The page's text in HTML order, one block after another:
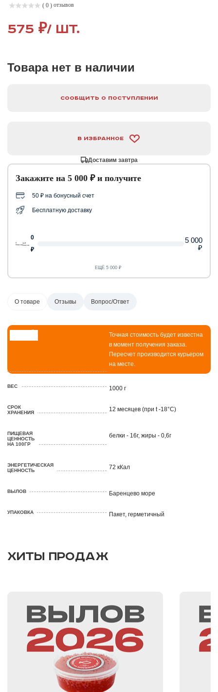
( 0 ) отзывов
575 ₽/ шт.
Товара нет в наличии
Сообщить о поступлении
В избранное
Доставим завтра
Закажите на 5 000 ₽ и получите
50 ₽ на бонусный счет
Бесплатную доставку
ЕЩЁ 5 000 ₽
0
₽
5 000
₽
0
бонусов
50 ₽
бонусов
О товаре Отзывы Вопрос/Ответ
Точная стоимость будет известна
в момент получения заказа.
Пересчет производится курьером
на месте.
ВЕС 1000 г
СРОК
ХРАНЕНИЯ
12 месяцев (при t -18°C)
ПИЩЕВАЯ
ЦЕННОСТЬ
НА 100ГР
белки - 16г, жиры - 0,6г
ЭНЕРГЕТИЧЕСКАЯ
ЦЕННОСТЬ
72 кКал
ВЫЛОВ Баренцево море
УПАКОВКА Пакет, герметичный
ХИТЫ ПРОДАЖ